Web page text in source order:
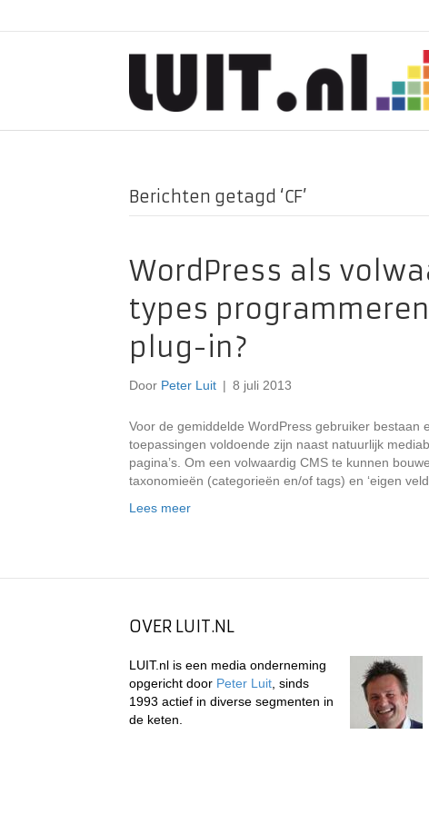
Berichten getagd ‘CF’
WordPress als
types
plug-in?
Door Peter Luit | 8 juli 2013
Voor de gemiddelde WordPress gebruiker bestaan
toepassingen voldoende zijn naast natuurlijk
pagina’s. Om een volwaardig CMS te kunnen
taxonomieën (categorieën en/of tags) en ‘eigen
Lees meer
OVER LUIT.NL
LUIT.nl is een media onderneming
opgericht door Peter Luit , sinds
1993 actief in diverse segmenten in
de keten.